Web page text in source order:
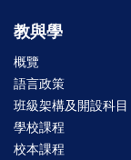
教與學
概覽
語言政策
班級架構及開設科目
學校課程
校本課程